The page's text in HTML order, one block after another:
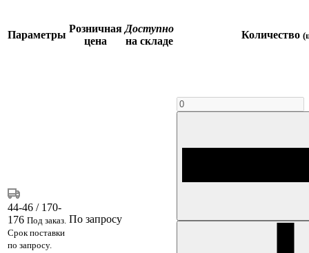
Параметры
Розничная
цена
Доступно
на складе
Количество
44-46 / 170-
176 Под заказ.
Срок поставки
по запросу.
По запросу